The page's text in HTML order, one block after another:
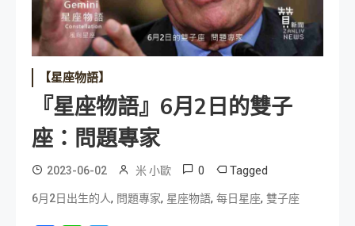
【星座物語】
『星座物語』6月2日的雙子
座：問題專家
2023-06-02 米 小歐 0 Tagged
6月2日出生的人, 問題專家, 星座物語, 每日星座, 雙子座